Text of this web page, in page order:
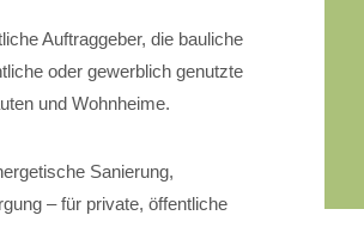
Auftraggeber, die bauliche
oder gewerblich genutzte
und Wohnheime.
Sanierung,
– für private, öffentliche